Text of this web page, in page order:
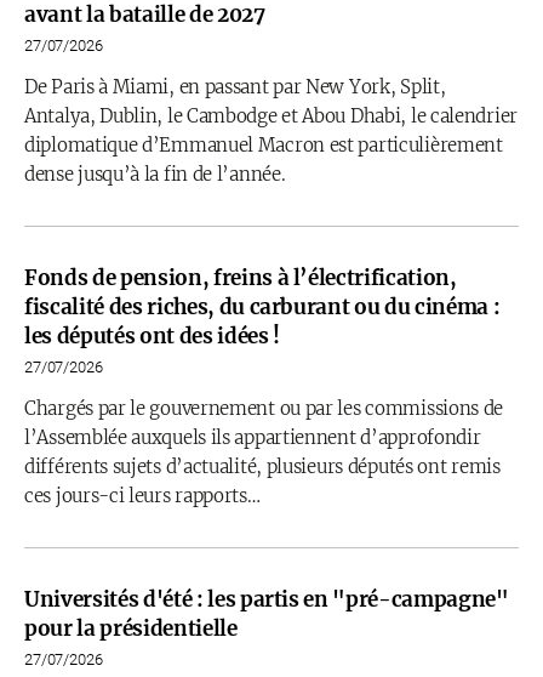
avant la bataille de 2027
27/07/2026
De Paris à Miami, en passant par New York, Split,
Antalya, Dublin, le Cambodge et Abou Dhabi, le calendrier
diplomatique d’Emmanuel Macron est particulièrement
dense jusqu’à la fin de l’année.
Fonds de pension, freins à l’électrification,
fiscalité des riches, du carburant ou du cinéma :
les députés ont des idées !
27/07/2026
Chargés par le gouvernement ou par les commissions de
l’Assemblée auxquels ils appartiennent d’approfondir
différents sujets d’actualité, plusieurs députés ont remis
ces jours-ci leurs rapports…
Universités d'été : les partis en "pré-campagne"
pour la présidentielle
27/07/2026